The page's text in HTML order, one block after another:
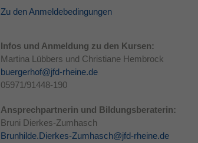
Zu den Anmeldebedingungen
Infos und Anmeldung zu den Kursen:
Martina Lübbers und Christiane Hembrock
buergerhof@jfd-rheine.de
05971/91448-190
Ansprechpartnerin und Bildungsberaterin:
Bruni Dierkes-Zumhasch
Brunhilde.Dierkes-Zumhasch@jfd-rheine.de